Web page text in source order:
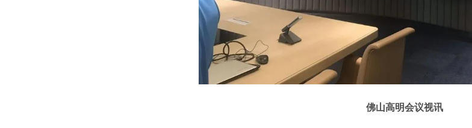
佛山高明会议视讯